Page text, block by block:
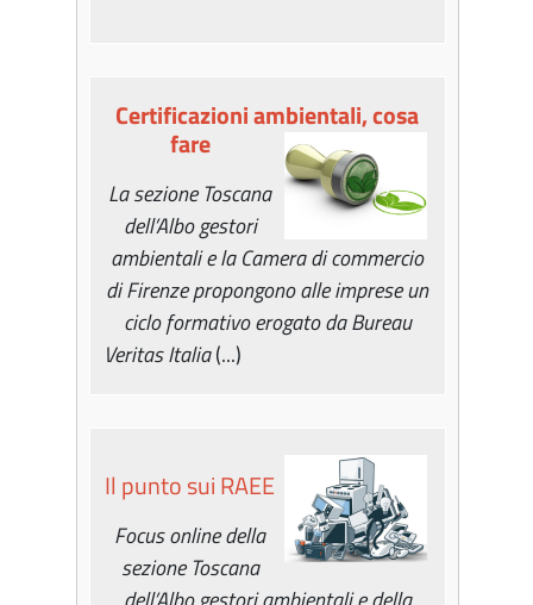
Certificazioni ambientali, cosa
fare
La sezione Toscana
dell’Albo gestori
ambientali e la Camera di commercio
di Firenze propongono alle imprese un
ciclo formativo erogato da Bureau
Veritas Italia(...)
Il punto sui RAEE
Focus online della
sezione Toscana